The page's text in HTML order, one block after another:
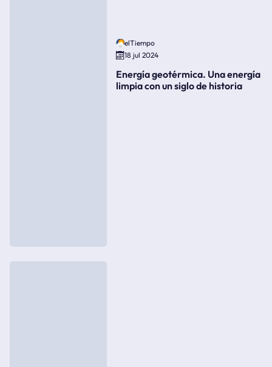
elTiempo
18 jul 2024
Energía geotérmica. Una energía
limpia con un siglo de historia